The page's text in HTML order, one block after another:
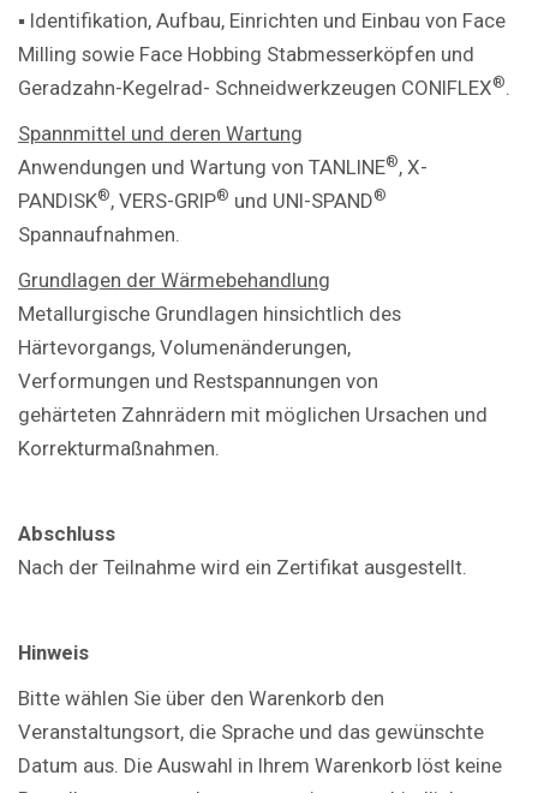
▪ Identifikation, Aufbau, Einrichten und Einbau von Face
Milling sowie Face Hobbing Stabmesserköpfen und
Geradzahn-Kegelrad- Schneidwerkzeugen CONIFLEX®
Spannmittel und deren Wartung
Anwendungen und Wartung von TANLINE®, X-
PANDISK®, VERS-GRIP® und UNI-SPAND®
Spannaufnahmen.
Grundlagen der Wärmebehandlung
Metallurgische Grundlagen hinsichtlich des
Härtevorgangs, Volumenänderungen,
Verformungen und Restspannungen von
gehärteten Zahnrädern mit möglichen Ursachen und
Korrekturmaßnahmen.
Abschluss
Nach der Teilnahme wird ein Zertifikat ausgestellt.
Hinweis
Bitte wählen Sie über den Warenkorb den
Veranstaltungsort, die Sprache und das gewünschte
Datum aus. Die Auswahl in Ihrem Warenkorb löst keine